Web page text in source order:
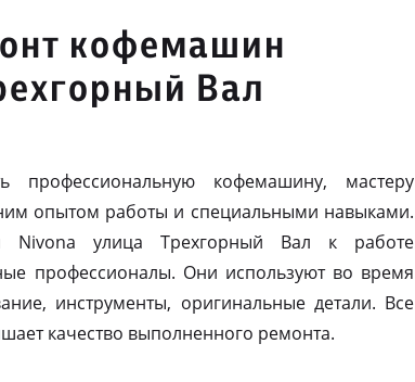
кофемашин
Вал
профессиональную кофемашину, мастеру
опытом работы и специальными навыками.
Nivona улица Трехгорный Вал к работе
профессионалы. Они используют во время
инструменты, оригинальные детали. Все
качество выполненного ремонта.